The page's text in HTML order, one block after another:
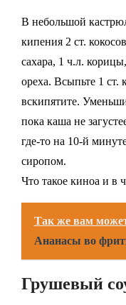
В небольшой
кипения 2 ст.
сахара, 1 ч.л.
ореха. Всыпьте 1 ст.
вскипятите.
пока каша не
где-то на 10-й
сиропом.
Что такое киноа и в
Так же вам
Ананасы во
Грушевый